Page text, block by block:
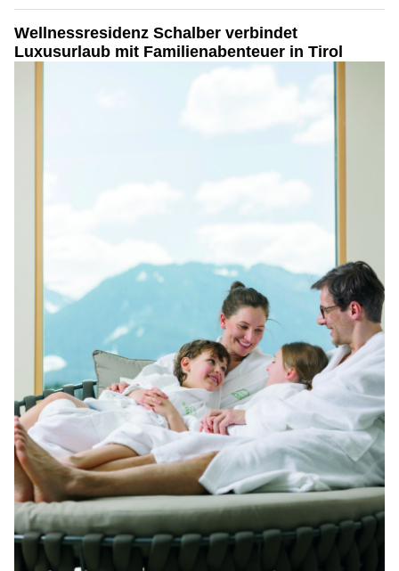
Wellnessresidenz Schalber verbindet
Luxusurlaub mit Familienabenteuer in Tirol